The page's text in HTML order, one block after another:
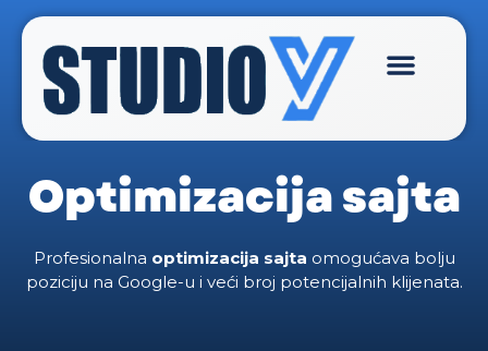
Optimizacija sajta
Profesionalna optimizacija sajta omogućava bolju
poziciju na Google-u i veći broj potencijalnih klijenata.